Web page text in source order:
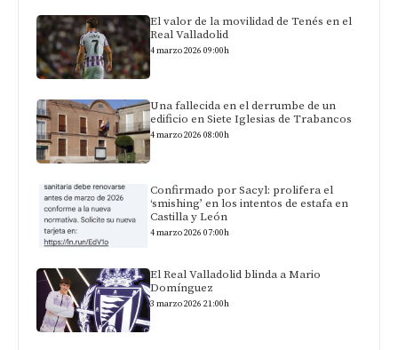
El valor de la movilidad de Tenés en el
Real Valladolid
4 marzo 2026 09:00h
Una fallecida en el derrumbe de un
edificio en Siete Iglesias de Trabancos
4 marzo 2026 08:00h
Confirmado por Sacyl: prolifera el
‘smishing’ en los intentos de estafa en
Castilla y León
4 marzo 2026 07:00h
El Real Valladolid blinda a Mario
Domínguez
3 marzo 2026 21:00h